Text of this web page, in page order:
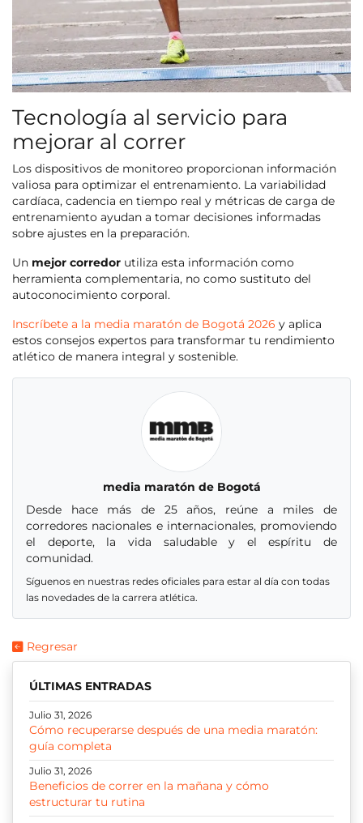
Tecnología al servicio para
mejorar al correr
Los dispositivos de monitoreo proporcionan información
valiosa para optimizar el entrenamiento. La variabilidad
cardíaca, cadencia en tiempo real y métricas de carga de
entrenamiento ayudan a tomar decisiones informadas
sobre ajustes en la preparación.
Un mejor corredor utiliza esta información como
herramienta complementaria, no como sustituto del
autoconocimiento corporal.
Inscríbete a la media maratón de Bogotá 2026 y aplica
estos consejos expertos para transformar tu rendimiento
atlético de manera integral y sostenible.
media maratón de Bogotá
Desde hace más de 25 años, reúne a miles de
corredores nacionales e internacionales, promoviendo
el deporte, la vida saludable y el espíritu de
comunidad.
Síguenos en nuestras redes oficiales para estar al día con todas
las novedades de la carrera atlética.
Regresar
ÚLTIMAS ENTRADAS
Julio 31, 2026
Cómo recuperarse después de una media maratón:
guía completa
Julio 31, 2026
Beneficios de correr en la mañana y cómo
estructurar tu rutina